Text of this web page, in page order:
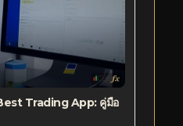
Trading App: คู่มือ